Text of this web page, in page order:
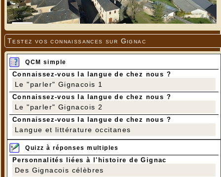
Testez vos connaissances sur Gignac
QCM simple
Connaissez-vous la langue de chez nous ?
Le "parler" Gignacois 1
Connaissez-vous la langue de chez nous ?
Le "parler" Gignacois 2
Connaissez-vous la langue de chez nous ?
Langue et littérature occitanes
Quizz à réponses multiples
Personnalités liées à l'histoire de Gignac
Des Gignacois célèbres